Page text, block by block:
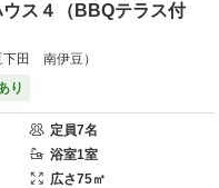
ス４（BBQテラス付
田 南伊豆）
り
定員7名
浴室1室
広さ75㎡